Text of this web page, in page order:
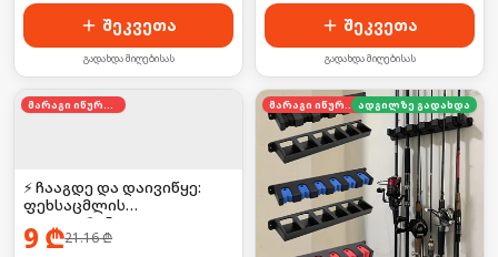
შეკვეთა
გადახდა მიღებისას
შეკვეთა
გადახდა მიღებისას
მარაგი იწურება
⚡ ჩააგდე და დაივიწყე:
ფეხსაცმლის
დეოდორანტი
9 ₾21.16₾
მარაგი იწურება ადგილზე გადახდა